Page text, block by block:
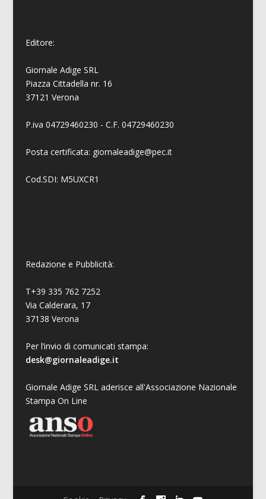
Editore:
Giornale Adige SRL
Piazza Cittadella nr. 16
37121 Verona
P.iva 04729460230 - C.F. 04729460230
Posta certificata: giornaleadige@pec.it
Cod.SDI: M5UXCR1
Redazione e Pubblicità:
T+39 335 762 7252
Via Calderara, 17
37138 Verona
Per l’invio di comunicati stampa:
desk@giornaleadige.it
Giornale Adige SRL aderisce all'Associazione Nazionale
Stampa On Line